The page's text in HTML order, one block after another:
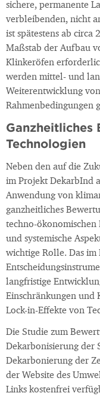
sichere, permanente
verbleibenden, nicht
ist spätestens ab circa
Maßstab der Aufbau
Klinkeröfen
werden mittel- und
Weiterentwicklung
Rahmenbedingungen
Ganzheitliches
Technologien
Neben den auf die
im Projekt DekarbInd
Anwendung von
ganzheitliches
techno-ökonomischen
und systemische
wichtige Rolle. Das
langfristige
Einschränkungen und
Lock-in-Effekte von
Die Studie zum
Dekarbonisierung der
Dekarbonierung der
der Website des
Links kostenfrei